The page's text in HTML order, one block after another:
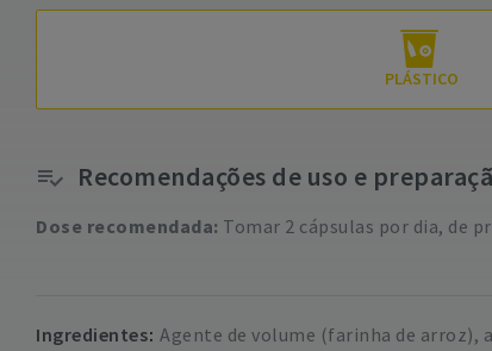
PLÁSTICO
Recomendações de uso e
Dose recomendada: Tomar 2 cápsulas por dia, de
Ingredientes Agente de volume (farinha de